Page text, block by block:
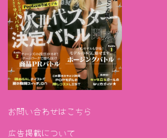
お問い合わせはこちら
広告掲載について